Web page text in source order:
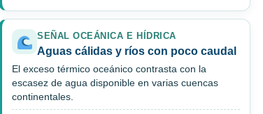
SEÑAL OCEÁNICA E HÍDRICA
Aguas cálidas y ríos con poco caudal
El exceso térmico oceánico contrasta con la
escasez de agua disponible en varias cuencas
continentales.